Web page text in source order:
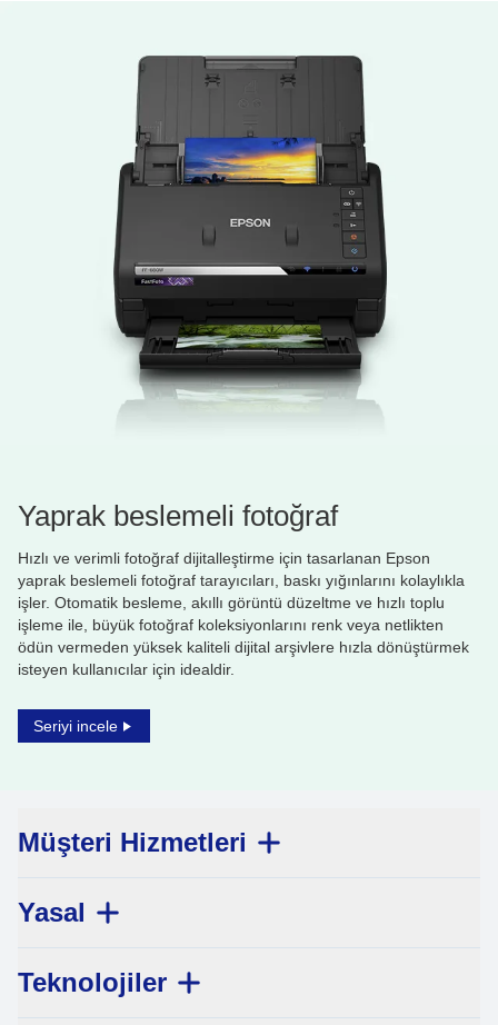
Yaprak beslemeli fotoğraf
Hızlı ve verimli fotoğraf dijitalleştirme için tasarlanan Epson
yaprak beslemeli fotoğraf tarayıcıları, baskı yığınlarını kolaylıkla
işler. Otomatik besleme, akıllı görüntü düzeltme ve hızlı toplu
işleme ile, büyük fotoğraf koleksiyonlarını renk veya netlikten
ödün vermeden yüksek kaliteli dijital arşivlere hızla dönüştürmek
isteyen kullanıcılar için idealdir.
Seriyi incele
Müşteri Hizmetleri
Yasal
Teknolojiler